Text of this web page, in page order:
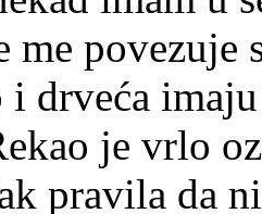
me povezuje
i drveća
je vrlo
pravila da